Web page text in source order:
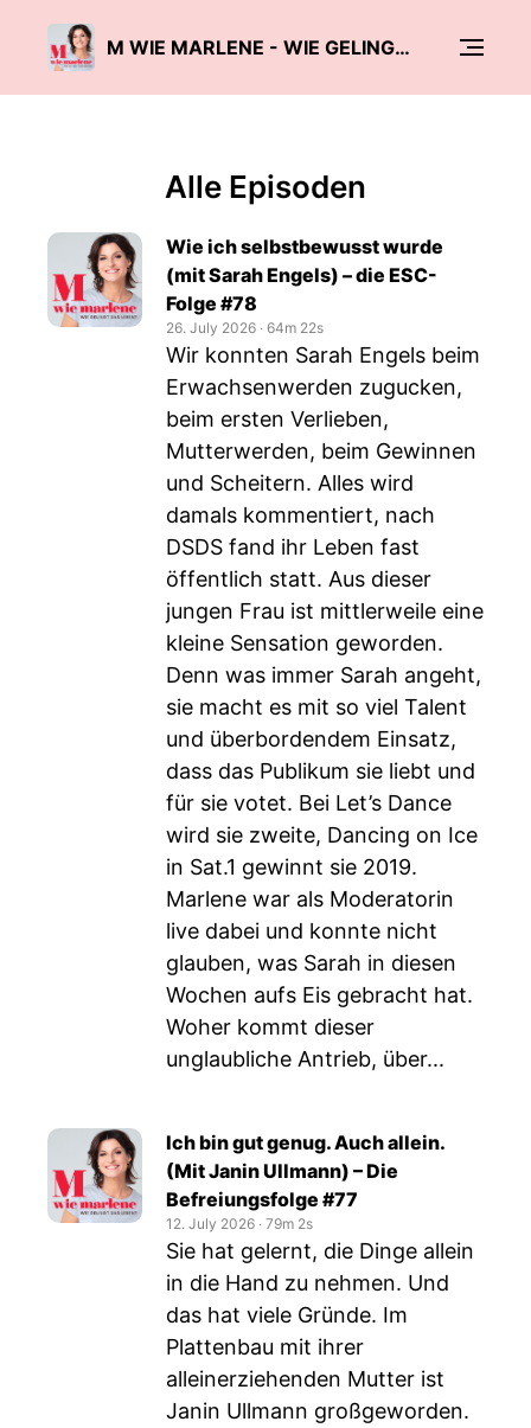
M WIE MARLENE - WIE GELINGT DAS LEBEN?
Alle Episoden
Wie ich selbstbewusst wurde
(mit Sarah Engels) – die ESC-
Folge #78
26. July 2026 ‧ 64m 22s
Wir konnten Sarah Engels beim
Erwachsenwerden zugucken,
beim ersten Verlieben,
Mutterwerden, beim Gewinnen
und Scheitern. Alles wird
damals kommentiert, nach
DSDS fand ihr Leben fast
öffentlich statt. Aus dieser
jungen Frau ist mittlerweile eine
kleine Sensation geworden.
Denn was immer Sarah angeht,
sie macht es mit so viel Talent
und überbordendem Einsatz,
dass das Publikum sie liebt und
für sie votet. Bei Let’s Dance
wird sie zweite, Dancing on Ice
in Sat.1 gewinnt sie 2019.
Marlene war als Moderatorin
live dabei und konnte nicht
glauben, was Sarah in diesen
Wochen aufs Eis gebracht hat.
Woher kommt dieser
unglaubliche Antrieb, über...
Ich bin gut genug. Auch allein.
(Mit Janin Ullmann) – Die
Befreiungsfolge #77
12. July 2026 ‧ 79m 2s
Sie hat gelernt, die Dinge allein
in die Hand zu nehmen. Und
das hat viele Gründe. Im
Plattenbau mit ihrer
alleinerziehenden Mutter ist
Janin Ullmann großgeworden.